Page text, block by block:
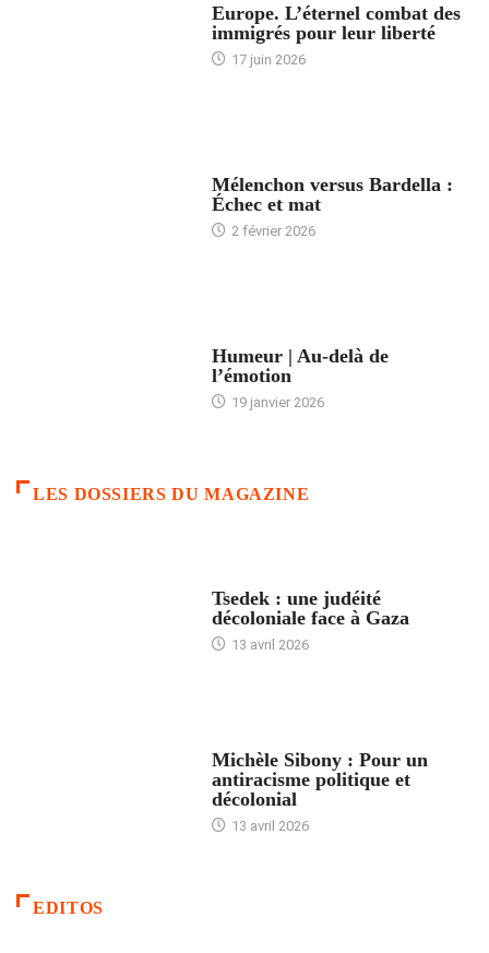
Europe. L’éternel combat des
immigrés pour leur liberté
17 juin 2026
Mélenchon versus Bardella :
Échec et mat
2 février 2026
Humeur | Au-delà de
l’émotion
19 janvier 2026
LES DOSSIERS DU MAGAZINE
Tsedek : une judéité
décoloniale face à Gaza
13 avril 2026
Michèle Sibony : Pour un
antiracisme politique et
décolonial
13 avril 2026
EDITOS